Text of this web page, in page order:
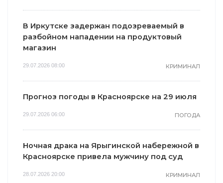
В Иркутске задержан подозреваемый в
разбойном нападении на продуктовый
магазин
29.07.2026 08:00 КРИМИНАЛ
Прогноз погоды в Красноярске на 29 июля
29.07.2026 06:00 ПОГОДА
Ночная драка на Ярыгинской набережной в
Красноярске привела мужчину под суд
28.07.2026 20:00 КРИМИНАЛ